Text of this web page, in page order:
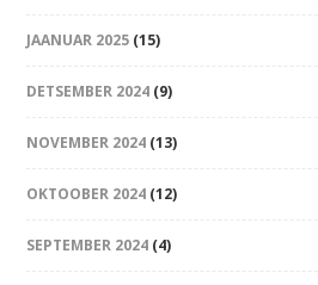
JAANUAR 2025 (15)
DETSEMBER 2024 (9)
NOVEMBER 2024 (13)
OKTOOBER 2024 (12)
SEPTEMBER 2024 (4)